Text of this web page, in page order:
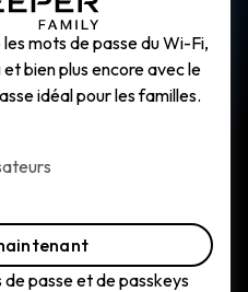
mots de passe du Wi-Fi,
bien plus encore avec le
idéal pour les familles.
passe et de passkeys